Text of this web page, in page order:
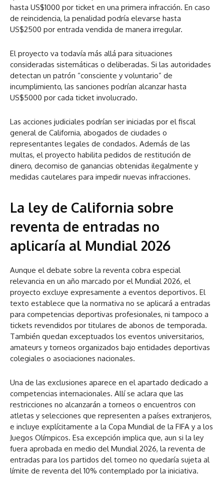
hasta US$1000 por ticket en una primera infracción. En caso
de reincidencia, la penalidad podría elevarse hasta
US$2500 por entrada vendida de manera irregular.
El proyecto va todavía más allá para situaciones
consideradas sistemáticas o deliberadas. Si las autoridades
detectan un patrón “consciente y voluntario” de
incumplimiento, las sanciones podrían alcanzar hasta
US$5000 por cada ticket involucrado.
Las acciones judiciales podrían ser iniciadas por el fiscal
general de California, abogados de ciudades o
representantes legales de condados. Además de las
multas, el proyecto habilita pedidos de restitución de
dinero, decomiso de ganancias obtenidas ilegalmente y
medidas cautelares para impedir nuevas infracciones.
La ley de California sobre
reventa de entradas no
aplicaría al Mundial 2026
Aunque el debate sobre la reventa cobra especial
relevancia en un año marcado por el Mundial 2026, el
proyecto excluye expresamente a eventos deportivos. El
texto establece que la normativa no se aplicará a entradas
para competencias deportivas profesionales, ni tampoco a
tickets revendidos por titulares de abonos de temporada.
También quedan exceptuados los eventos universitarios,
amateurs y torneos organizados bajo entidades deportivas
colegiales o asociaciones nacionales.
Una de las exclusiones aparece en el apartado dedicado a
competencias internacionales. Allí se aclara que las
restricciones no alcanzarán a torneos o encuentros con
atletas y selecciones que representen a países extranjeros,
e incluye explícitamente a la Copa Mundial de la FIFA y a los
Juegos Olímpicos. Esa excepción implica que, aun si la ley
fuera aprobada en medio del Mundial 2026, la reventa de
entradas para los partidos del torneo no quedaría sujeta al
límite de reventa del 10% contemplado por la iniciativa.